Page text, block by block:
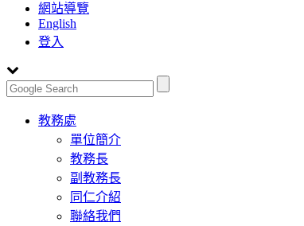
網站導覽
English
登入
Toggle
navigation
教務處
單位簡介
教務長
副教務長
同仁介紹
聯絡我們